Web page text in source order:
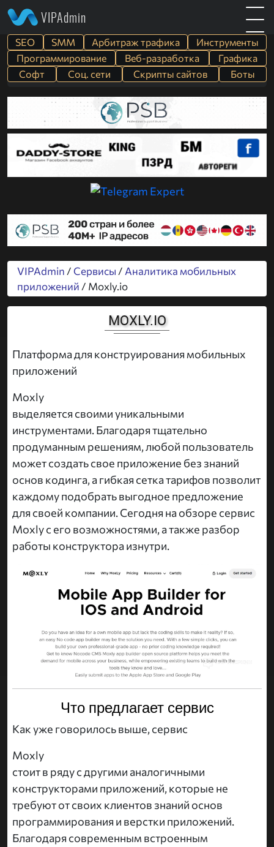
VIPAdmin
SEO SMM Арбитраж трафика
Инструменты
Программирование
Веб-разработка
Графика
Софт
Cоц. сети Скрипты сайтов Боты
VIPAdmin / Сервисы / Аналитика мобильных
приложений / Moxly.io
MOXLY.IO
Платформа для конструирования мобильных
приложений
Moxly
выделяется своими уникальными
инструментами. Благодаря тщательно
продуманным решениям, любой пользователь
может создать свое приложение без знаний
основ кодинга, а гибкая сетка тарифов позволит
каждому подобрать выгодное предложение
для своей компании. Сегодня на обзоре сервис
Moxly с его возможностями, а также разбор
работы конструктора изнутри.
Что предлагает сервис
Как уже говорилось выше, сервис
Moxly
стоит в ряду с другими аналогичными
конструкторами приложений, которые не
требуют от своих клиентов знаний основ
программирования и верстки приложений.
Благодаря современным встроенным